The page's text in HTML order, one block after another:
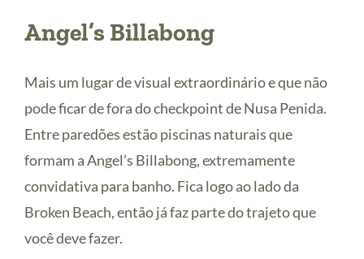
Angel’s Billabong
Mais um lugar de visual extraordinário e que não
pode ficar de fora do checkpoint de Nusa Penida.
Entre paredões estão piscinas naturais que
formam a Angel’s Billabong, extremamente
convidativa para banho. Fica logo ao lado da
Broken Beach, então já faz parte do trajeto que
você deve fazer.